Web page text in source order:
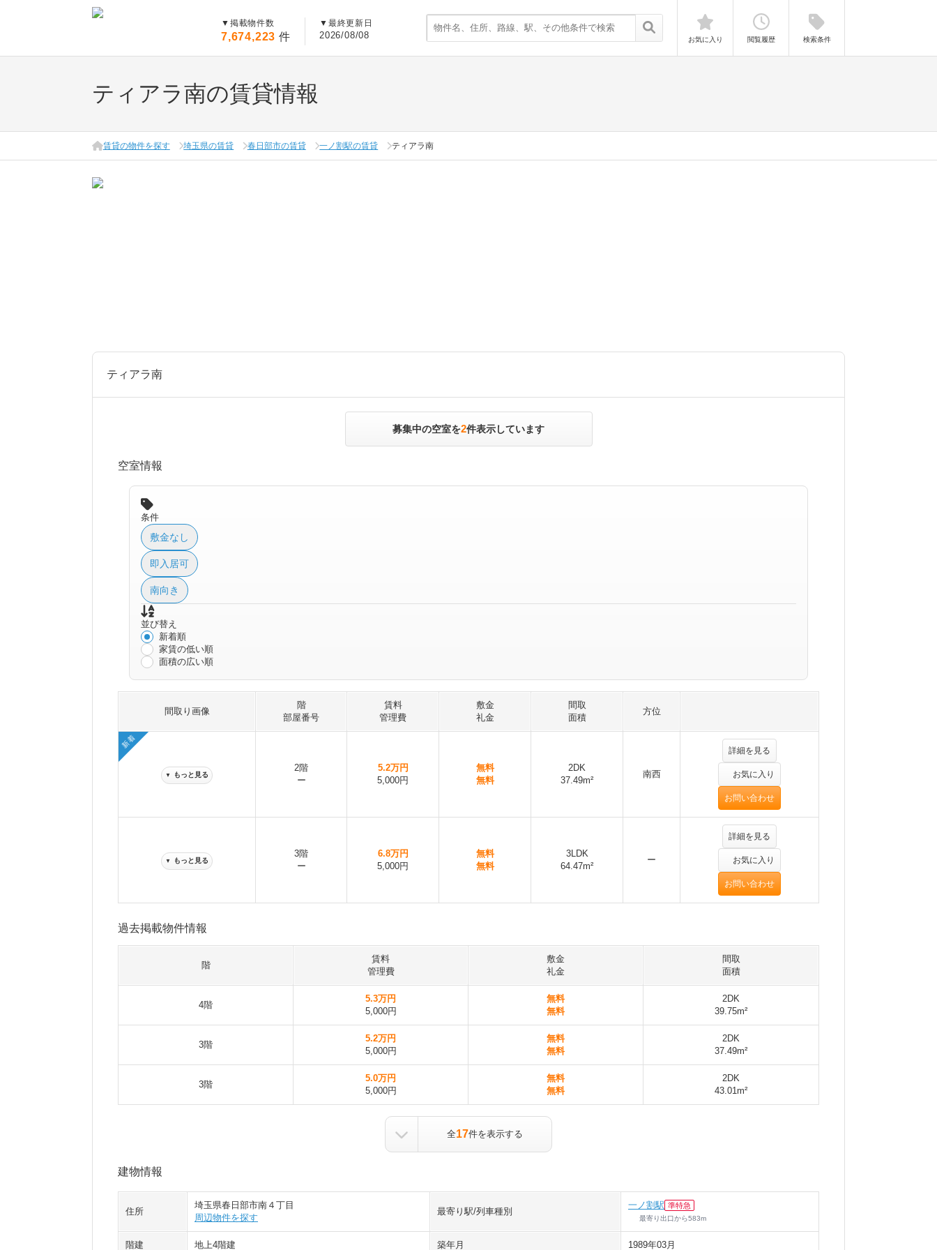
▼ 掲載物件数
7,674,223 件
▼ 最終更新日
2026/08/08 お気に入り 閲覧履歴 検索条件
ティアラ南の賃貸情報
賃貸の物件を探す 埼玉県の賃貸 春日部市の賃貸 一ノ割駅の賃貸 ティアラ南
ティアラ南
募集中の空室を2件表示しています
空室情報
条件
敷金なし
即入居可
南向き
並び替え
新着順
家賃の低い順
面積の広い順
間取り画像
階
部屋番号
賃料
管理費
敷金
礼金
間取
面積
方位
新着
▼ もっと見る
2階
ー
5.2万円
5,000円
無料
無料
2DK
37.49m²
南西
詳細を見る
お気に入り
お問い合わせ
▼ もっと見る
3階
ー
6.8万円
5,000円
無料
無料
3LDK
64.47m²
ー
詳細を見る
お気に入り
お問い合わせ
過去掲載物件情報
階
賃料
管理費
敷金
礼金
間取
面積
4階
5.3万円
5,000円
無料
無料
2DK
39.75m²
3階
5.2万円
5,000円
無料
無料
2DK
37.49m²
3階
5.0万円
5,000円
無料
無料
2DK
43.01m²
全17件を表示する
建物情報
住所
埼玉県春日部市南４丁目
周辺物件を探す
最寄り駅/列車種別
一ノ割駅 準特急
最寄り出口から583m
階建 地上4階建 築年月 1989年03月